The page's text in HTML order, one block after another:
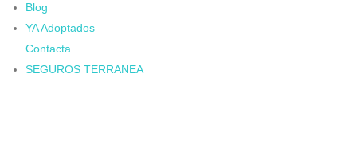
Blog
YA Adoptados
Contacta
SEGUROS TERRANEA